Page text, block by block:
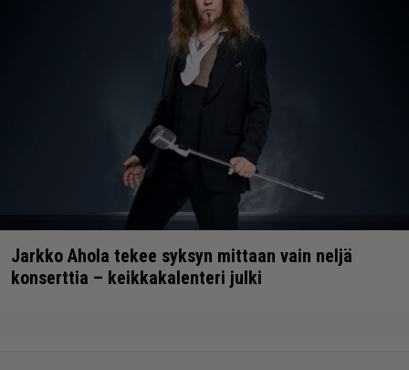
Jarkko Ahola tekee syksyn mittaan vain neljä
konserttia – keikkakalenteri julki